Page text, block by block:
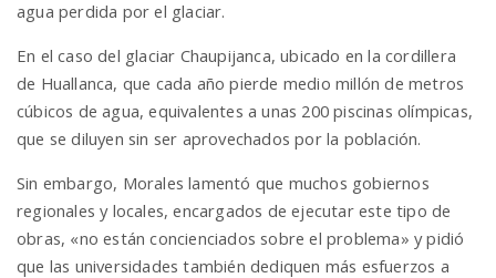
agua perdida por el glaciar.
En el caso del glaciar Chaupijanca, ubicado en la cordillera
de Huallanca, que cada año pierde medio millón de metros
cúbicos de agua, equivalentes a unas 200 piscinas olímpicas,
que se diluyen sin ser aprovechados por la población.
Sin embargo, Morales lamentó que muchos gobiernos
regionales y locales, encargados de ejecutar este tipo de
obras, «no están concienciados sobre el problema» y pidió
que las universidades también dediquen más esfuerzos a